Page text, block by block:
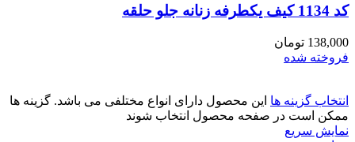
کد 1134 کیف یکطرفه زنانه جلو حلقه
138,000 تومان
فروخته شده
انتخاب گزینه ها این محصول دارای انواع مختلفی می باشد. گزینه ها
ممکن است در صفحه محصول انتخاب شوند
نمایش سریع